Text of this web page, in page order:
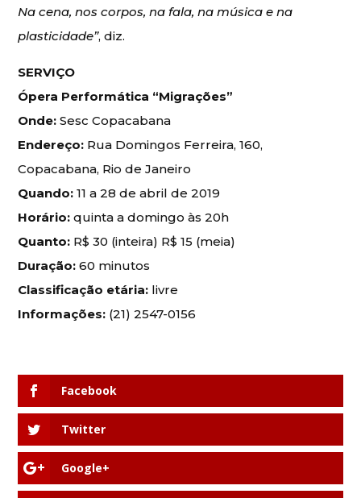
Na cena, nos corpos, na fala, na música e na
plasticidade”, diz.
SERVIÇO
Ópera Performática “Migrações”
Onde:Sesc Copacabana
Endereço: Rua Domingos Ferreira, 160,
Copacabana, Rio de Janeiro
Quando: 11 a 28 de abril de 2019
Horário: quinta a domingo às 20h
Quanto: R$ 30 (inteira) R$ 15 (meia)
Duração: 60 minutos
Classificação etária: livre
Informações: (21) 2547-0156
Facebook
Twitter
Google+